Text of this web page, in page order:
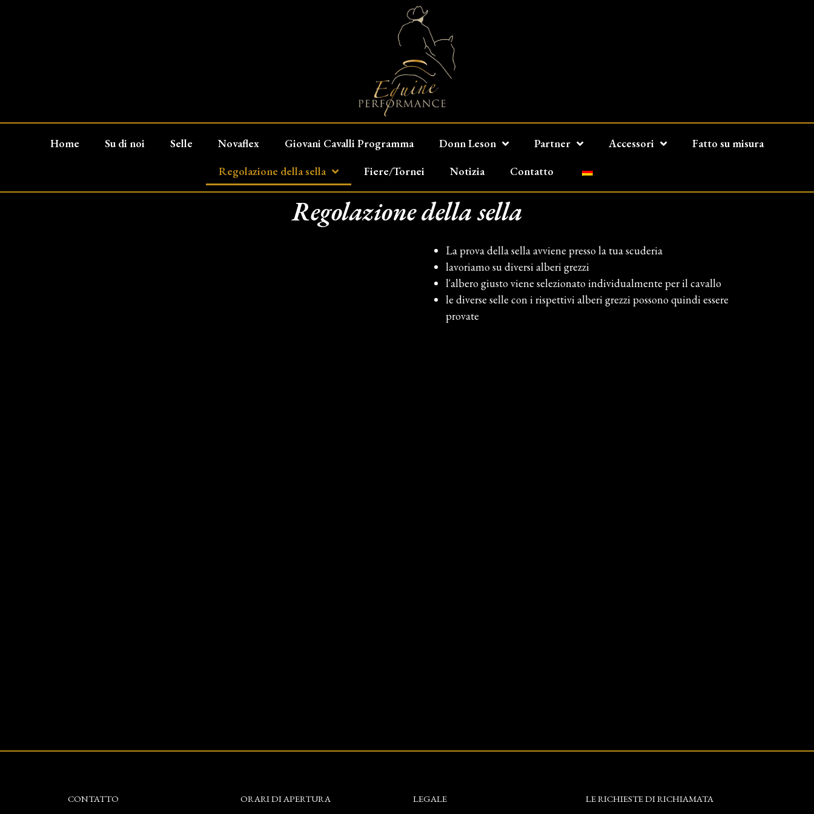
Home Su di noi Selle Novaflex Giovani Cavalli Programma Donn Leson Partner Accessori
Fatto su misura
Regolazione della sella
Fiere/Tornei Notizia Contatto
Regolazione della sella
La prova della sella avviene presso la tua scuderia
lavoriamo su diversi alberi grezzi
l'albero giusto viene selezionato individualmente per il cavallo
le diverse selle con i rispettivi alberi grezzi possono quindi essere
provate
CONTATTO ORARI DI APERTURA LEGALE LE RICHIESTE DI RICHIAMATA